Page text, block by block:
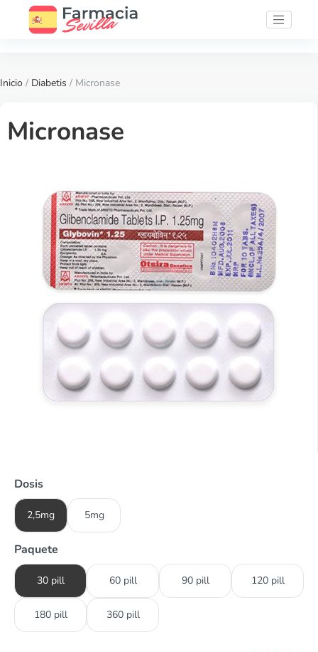
Inicio / Diabetis / Micronase
Micronase
Dosis
2,5mg 5mg
Paquete
30 pill 60 pill 90 pill 120 pill
180 pill 360 pill